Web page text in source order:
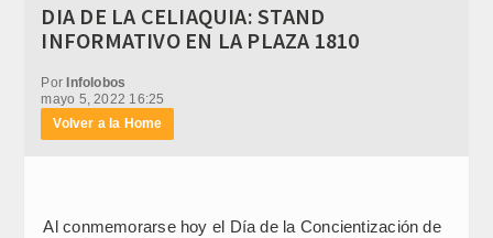
DIA DE LA CELIAQUIA: STAND
INFORMATIVO EN LA PLAZA 1810
PorInfolobos
mayo 5, 2022 16:25
Volver a la Home
Al conmemorarse hoy el Día de la Concientización de